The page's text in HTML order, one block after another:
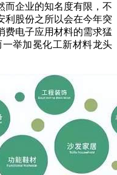
而企业的知名度有限，不
利股份之所以会在今年突
费电子应用材料的需求猛
举加冕化工新材料龙头